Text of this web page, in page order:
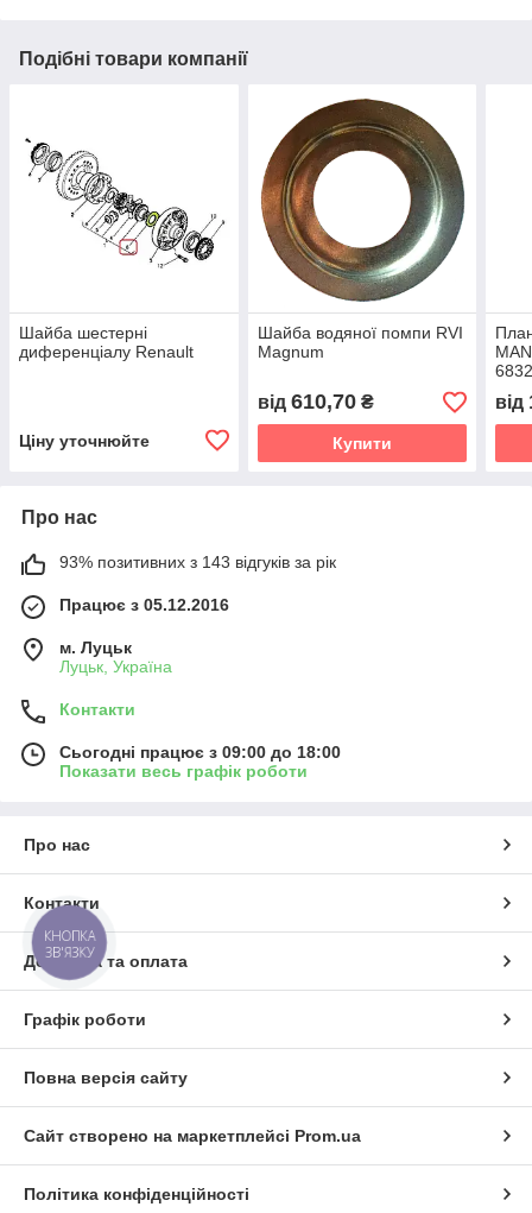
Подібні товари компанії
Шайба шестерні
диференціалу Renault
Ціну уточнюйте
Шайба водяної помпи RVI
Magnum
від 610,70₴
Купити
від
Про нас
93% позитивних з 143 відгуків за рік
Працює з 05.12.2016
м. Луцьк
Луцьк, Україна
Контакти
Сьогодні працює з 09:00 до 18:00
Показати весь графік роботи
Про нас
Контакти
Доставка та оплата
Графік роботи
Повна версія сайту
Сайт створено на маркетплейсі Prom.ua
Політика конфіденційності
КНОПКА
ЗВ'ЯЗКУ